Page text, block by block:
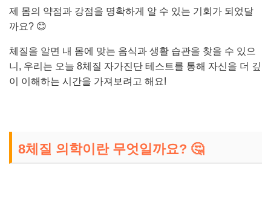
제 몸의 약점과 강점을 명확하게 알 수 있는 기회가 되었달
까요? 😊
체질을 알면 내 몸에 맞는 음식과 생활 습관을 찾을 수 있으
니, 우리는 오늘 8체질 자가진단 테스트를 통해 자신을 더 깊
이 이해하는 시간을 가져보려고 해요!
8체질 의학이란 무엇일까요? 🤔